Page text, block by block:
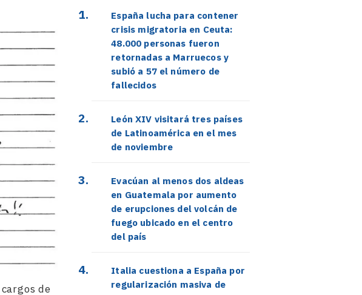
de
España lucha para contener
crisis migratoria en Ceuta:
48.000 personas fueron
retornadas a Marruecos y
subió a 57 el número de
fallecidos
León XIV visitará tres países
de Latinoamérica en el mes
de noviembre
Evacúan al menos dos aldeas
en Guatemala por aumento
de erupciones del volcán de
fuego ubicado en el centro
del país
Italia cuestiona a España por
regularización masiva de